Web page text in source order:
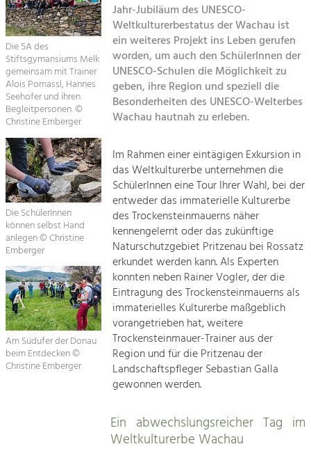
Kirchen am Fluss
Suche
Impressum
Kontakt
Tourismus
Angebotsentwicklung und
Positionierung.
Kunst & Kultur
Handwerk, Wissenschaft und Forschung.
Soziales, Bildung &
Identität
Gleichberechtigung, Jugend und
Integration
Mobilität & Energie
Klimawandel, öffentlicher Verkehr und
erneuerbare Energie
Wirtschaft
Steigerung regionaler Wertschöpfung
Die 5A des
Stiftsgymansiums Melk
gemeinsam mit Trainer
Alois Pomassl, Hannes
Seehofer und ihren
Begleitpersonen. ©
Christine Emberger
Die SchülerInnen
können selbst Hand
anlegen © Christine
Emberger
Am Südufer der Donau
beim Entdecken ©
Christine Emberger
Jahr-Jubiläum des UNESCO-
Weltkulturerbestatus der Wachau ist
ein weiteres Projekt ins Leben gerufen
worden, um auch den SchülerInnen der
UNESCO-Schulen die Möglichkeit zu
geben, ihre Region und speziell die
Besonderheiten des UNESCO-Welterbes
Wachau hautnah zu erleben.
Im Rahmen einer eintägigen Exkursion in
das Weltkulturerbe unternehmen die
SchülerInnen eine Tour Ihrer Wahl, bei der
entweder das immaterielle Kulturerbe
des Trockensteinmauerns näher
kennengelernt oder das zukünftige
Naturschutzgebiet Pritzenau bei Rossatz
erkundet werden kann. Als Experten
konnten neben Rainer Vogler, der die
Eintragung des Trockensteinmauerns als
immaterielles Kulturerbe maßgeblich
vorangetrieben hat, weitere
Trockensteinmauer-Trainer aus der
Region und für die Pritzenau der
Landschaftspfleger Sebastian Galla
gewonnen werden.
Ein abwechslungsreicher Tag im
Weltkulturerbe Wachau